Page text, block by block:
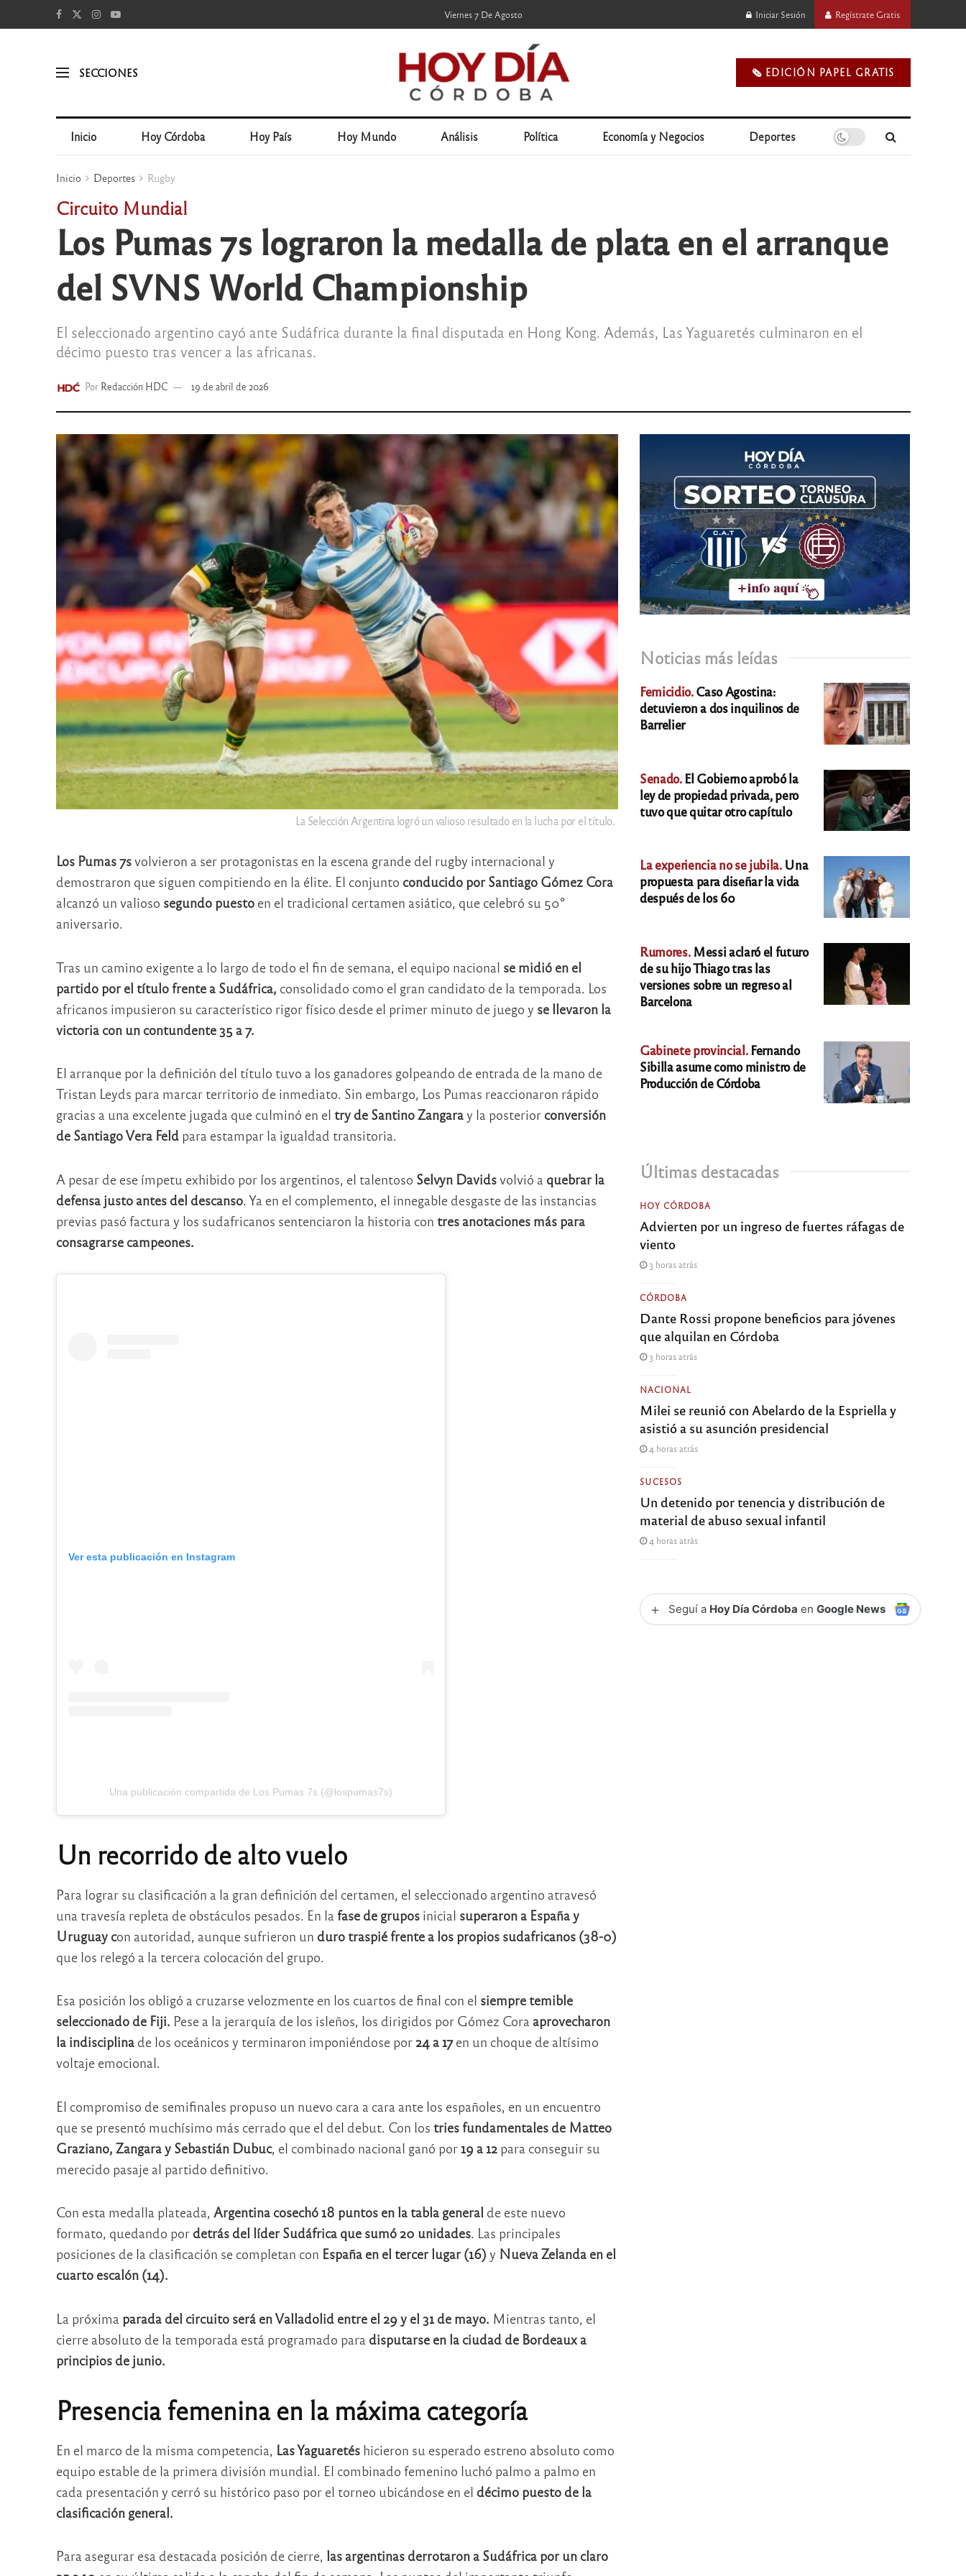
Viernes 7 De Agosto Iniciar Sesión Regístrate Gratis
SECCIONES 🗞️ EDICIÓN PAPEL GRATIS
Inicio Hoy Córdoba Hoy País Hoy Mundo Análisis Política Economía y Negocios Deportes
Inicio Deportes Rugby
Circuito Mundial
Los Pumas 7s lograron la medalla de plata en el arranque
del SVNS World Championship
El seleccionado argentino cayó ante Sudáfrica durante la final disputada en Hong Kong. Además, Las Yaguaretés culminaron en el
décimo puesto tras vencer a las africanas.
Por Redacción HDC 19 de abril de 2026
La Selección Argentina logró un valioso resultado en la lucha por el título.
Los Pumas 7svolvieron a ser protagonistas en la escena grande del rugby internacional y
demostraron que siguen compitiendo en la élite. El conjunto conducido por Santiago Gómez Cora
alcanzó un valioso segundo puestoen el tradicional certamen asiático, que celebró su 50°
aniversario.
Tras un camino exigente a lo largo de todo el fin de semana, el equipo nacional se midió en el
partido por el título frente a Sudáfrica, consolidado como el gran candidato de la temporada. Los
africanos impusieron su característico rigor físico desde el primer minuto de juego y se llevaron la
victoria con un contundente 35 a 7.
El arranque por la definición del título tuvo a los ganadores golpeando de entrada de la mano de
Tristan Leyds para marcar territorio de inmediato. Sin embargo, Los Pumas reaccionaron rápido
gracias a una excelente jugada que culminó en el try de Santino Zangaray la posterior conversión
de Santiago Vera Feldpara estampar la igualdad transitoria.
A pesar de ese ímpetu exhibido por los argentinos, el talentoso Selvyn Davidsvolvió a quebrar la
defensa justo antes del descanso. Ya en el complemento, el innegable desgaste de las instancias
previas pasó factura y los sudafricanos sentenciaron la historia con tres anotaciones más para
consagrarse campeones.
Ver esta publicación en Instagram
Una publicación compartida de Los Pumas 7s (@lospumas7s)
Un recorrido de alto vuelo
Para lograr su clasificación a la gran definición del certamen, el seleccionado argentino atravesó
una travesía repleta de obstáculos pesados. En la fase de gruposinicial superaron a España y
Uruguay con autoridad, aunque sufrieron un duro traspié frente a los propios sudafricanos (38-0)
que los relegó a la tercera colocación del grupo.
Esa posición los obligó a cruzarse velozmente en los cuartos de final con el siempre temible
seleccionado de Fiji. Pese a la jerarquía de los isleños, los dirigidos por Gómez Cora aprovecharon
la indisciplinade los oceánicos y terminaron imponiéndose por24 a 17en un choque de altísimo
voltaje emocional.
El compromiso de semifinales propuso un nuevo cara a cara ante los españoles, en un encuentro
que se presentó muchísimo más cerrado que el del debut. Con los tries fundamentales de Matteo
Graziano, Zangara y Sebastián Dubuc, el combinado nacional ganó por 19 a 12para conseguir su
merecido pasaje al partido definitivo.
Con esta medalla plateada, Argentina cosechó 18 puntos en la tabla general de este nuevo
formato, quedando por detrás del líder Sudáfrica que sumó 20 unidades. Las principales
posiciones de la clasificación se completan con España en el tercer lugar (16) y Nueva Zelanda en el
cuarto escalón (14).
La próxima parada del circuito será en Valladolid entre el 29 y el 31 de mayo. Mientras tanto, el
cierre absoluto de la temporada está programado para disputarse en la ciudad de Bordeaux a
principios de junio.
Presencia femenina en la máxima categoría
En el marco de la misma competencia, Las Yaguaretéshicieron su esperado estreno absoluto como
equipo estable de la primera división mundial. El combinado femenino luchó palmo a palmo en
cada presentación y cerró su histórico paso por el torneo ubicándose en el décimo puesto de la
clasificación general.
Para asegurar esa destacada posición de cierre, las argentinas derrotaron a Sudáfrica por un claro
Noticias más leídas
Femicidio.Caso Agostina:
detuvieron a dos inquilinos de
Barrelier
Senado.El Gobierno aprobó la
ley de propiedad privada, pero
tuvo que quitar otro capítulo
La experiencia no se jubila.Una
propuesta para diseñar la vida
después de los 60
Rumores.Messi aclaró el futuro
de su hijo Thiago tras las
versiones sobre un regreso al
Barcelona
Gabinete provincial.Fernando
Sibilla asume como ministro de
Producción de Córdoba
Últimas destacadas
HOY CÓRDOBA
Advierten por un ingreso de fuertes ráfagas de
viento
3 horas atrás
CÓRDOBA
Dante Rossi propone beneficios para jóvenes
que alquilan en Córdoba
3 horas atrás
NACIONAL
Milei se reunió con Abelardo de la Espriella y
asistió a su asunción presidencial
4 horas atrás
SUCESOS
Un detenido por tenencia y distribución de
material de abuso sexual infantil
4 horas atrás
+ Seguí a Hoy Día Córdoba enGoogle News